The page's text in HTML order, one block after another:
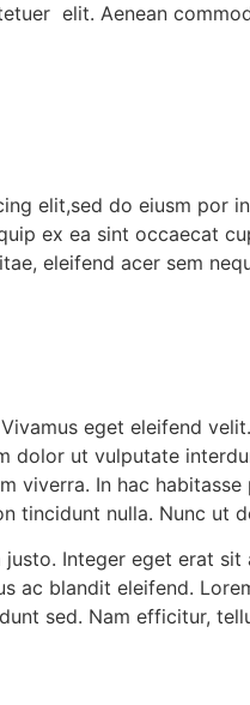
elit. Aenean
elit,sed do eiusm por
ex ea sint occaecat
eleifend acer sem
eget eleifend
dolor ut vulputate
viverra. In hac
tincidunt nulla. Nunc ut
Integer eget erat
ac blandit eleifend.
sed. Nam efficitur,